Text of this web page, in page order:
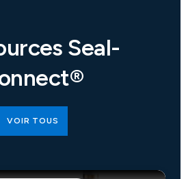
Seal-
VOIR TOUS